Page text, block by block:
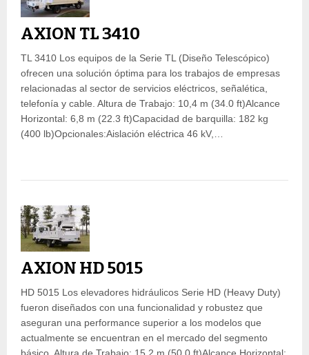
AXION TL 3410
TL 3410 Los equipos de la Serie TL (Diseño Telescópico)
ofrecen una solución óptima para los trabajos de empresas
relacionadas al sector de servicios eléctricos, señalética,
telefonía y cable. Altura de Trabajo: 10,4 m (34.0 ft)Alcance
Horizontal: 6,8 m (22.3 ft)Capacidad de barquilla: 182 kg
(400 lb)Opcionales:Aislación eléctrica 46 kV,…
AXION HD 5015
HD 5015 Los elevadores hidráulicos Serie HD (Heavy Duty)
fueron diseñados con una funcionalidad y robustez que
aseguran una performance superior a los modelos que
actualmente se encuentran en el mercado del segmento
básico. Altura de Trabajo: 15,2 m (50.0 ft)Alcance Horizontal: